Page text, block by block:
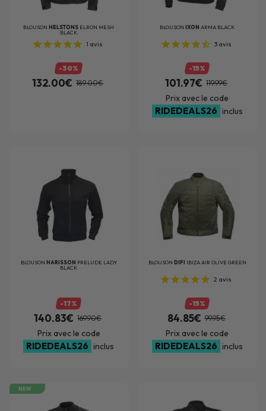
BLOUSONHELSTONS ELRON MESH
BLACK
1 avis
-30%
132.00€ 189.00€
BLOUSONIXON ARMA BLACK
3avis
-15%
101.97€ 119.99€
Prix avec le code
RIDEDEALS26 inclus
BLOUSON HARISSON PRELUDE LADY
BLACK
-17%
140.83€ 169.90€
Prix avec le code
RIDEDEALS26 inclus
BLOUSON DIFI IBIZA AIR OLIVE GREEN
2 avis
-15%
84.85€ 99.95€
Prix avec le code
RIDEDEALS26 inclus
NEW